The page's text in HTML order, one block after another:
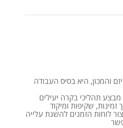
והמכון, היא בסיס העבודה
תהליכי בקרה יעילים
זמינות, שקיפות ומיקוד
לוחות הזמנים להשגת עלייה